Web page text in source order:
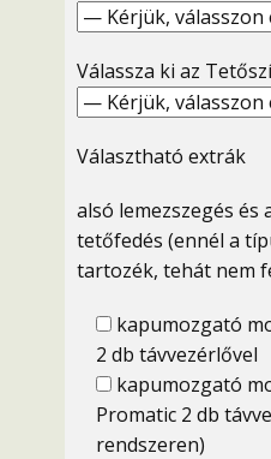
Válassza ki az
Választható extrák
alsó lemezszegés és
tetőfedés (ennél a
tartozék, tehát nem
kapumozgató
2 db távvezérlővel
kapumozgató
Promatic 2 db
rendszeren)